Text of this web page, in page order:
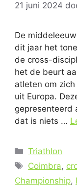
21 juni 2024
De
dit jaar het
de cross-
het de beurt
atleten om
uit Europa.
gepresenteerd
dat is niets …
Categorieën
Triathlon
Tags
Coimbra,
Championship,